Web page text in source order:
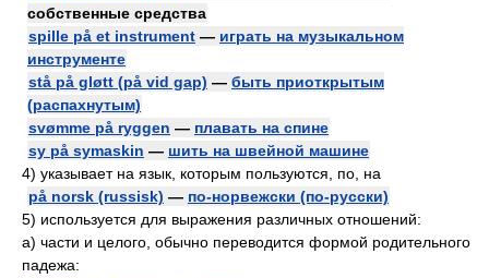
собственные средства
spille på et instrument — играть на музыкальном
инструменте
stå på gløtt (på vid gap) — быть приоткрытым
(распахнутым)
svømme på ryggen — плавать на спине
sy på symaskin — шить на швейной машине
4) указывает на язык, которым пользуются, по, на
på norsk (russisk) — по-норвежски (по-русски)
5) используется для выражения различных отношений:
а) части и целого, обычно переводится формой родительного
падежа: